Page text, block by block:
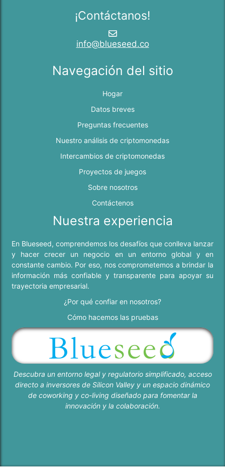
¡Contáctanos!
info@blueseed.co
Navegación del sitio
Hogar
Datos breves
Preguntas frecuentes
Nuestro análisis de criptomonedas
Intercambios de criptomonedas
Proyectos de juegos
Sobre nosotros
Contáctenos
Nuestra experiencia
En Blueseed, comprendemos los desafíos que conlleva lanzar
y hacer crecer un negocio en un entorno global y en
constante cambio. Por eso, nos comprometemos a brindar la
información más confiable y transparente para apoyar su
trayectoria empresarial.
¿Por qué confiar en nosotros?
Cómo hacemos las pruebas
Descubra un entorno legal y regulatorio simplificado, acceso
directo a inversores de Silicon Valley y un espacio dinámico
de coworking y co-living diseñado para fomentar la
innovación y la colaboración.